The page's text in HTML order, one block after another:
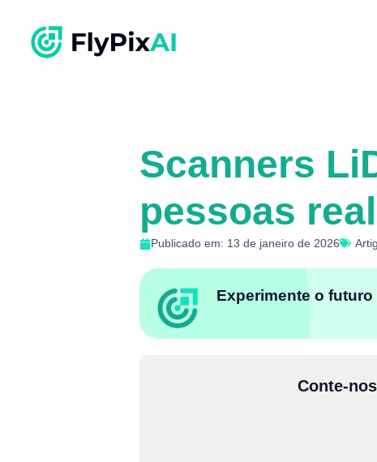
Scanners
pessoas
Publicado em: 13 de janeiro de 2026
Experimente o
Conte-